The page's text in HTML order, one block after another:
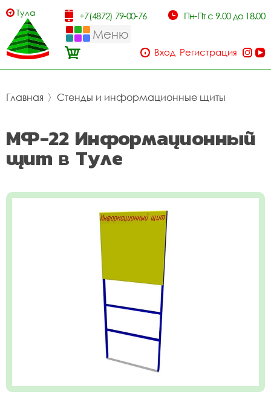
Тула +7(4872) 79-00-76 Пн-Пт с 9.00 до 18.00
Меню
Вход Регистрация
Главная 〉 Стенды и информационные щиты
МФ-22 Информационный
щит в Туле